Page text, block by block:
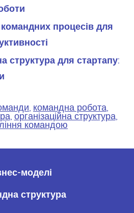
процесів для
структура для стартапу:
, командна робота,
, організаційна структура,
командою
моделі
структура